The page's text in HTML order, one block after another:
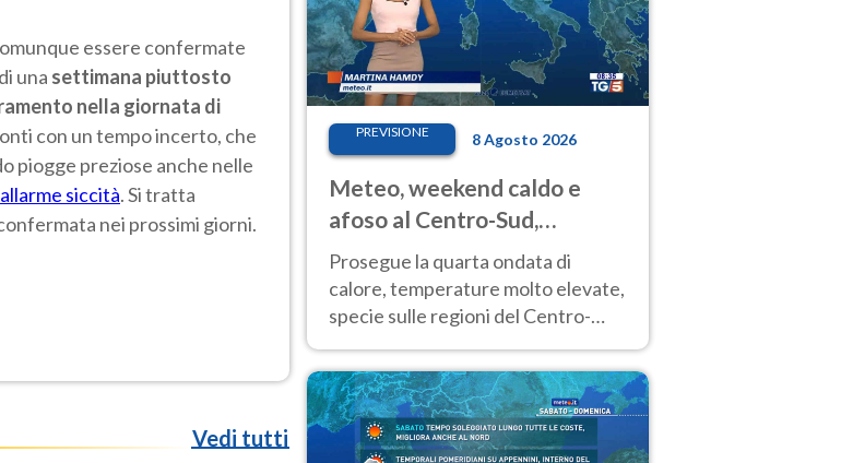
essere confermate
una settimana piuttosto
nella giornata di
con un tempo incerto, che
piogge preziose anche nelle
allarme siccità. Si tratta
nei prossimi giorni.
Vedi tutti
PREVISIONE 8 Agosto 2026
Meteo, weekend caldo e
afoso al Centro-Sud,
temporali sui rilievi
Prosegue la quarta ondata di
calore, temperature molto elevate,
specie sulle regioni del Centro-
aree montuose